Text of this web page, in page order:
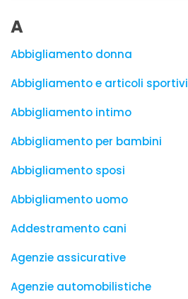
A
Abbigliamento donna
Abbigliamento e articoli sportivi
Abbigliamento intimo
Abbigliamento per bambini
Abbigliamento sposi
Abbigliamento uomo
Addestramento cani
Agenzie assicurative
Agenzie automobilistiche